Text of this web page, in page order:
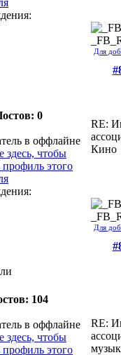
Для
0
RE:
Кино
Для
104
RE: